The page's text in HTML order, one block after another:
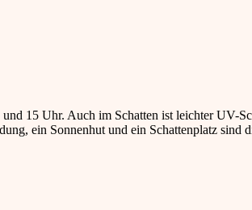
15 Uhr. Auch im Schatten ist leichter UV-
ein Sonnenhut und ein Schattenplatz sind